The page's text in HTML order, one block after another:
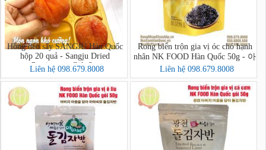
Hồng dẻo sấy SANGJU Hàn Quốc
hộp 20 quả - Sangju Dried
Persimmon Gift Set
Liên hệ 098.679.8008
Rong biển trộn gia vị óc chó hạnh
nhân NK FOOD Hàn Quốc 50g - 아
버지 마음을 담아 호두아몬드 돌
김자반 볶음
Liên hệ 098.679.8008